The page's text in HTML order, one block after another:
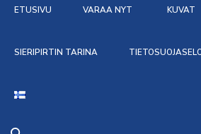
ETUSIVU VARAA NYT KUVAT
SIERIPIRTIN TARINA